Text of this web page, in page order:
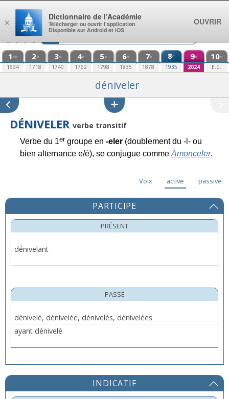
Aller au contenu
1 re
1694
2e
1718
3e
1740
4e
1762
5e
1798
6e
1835
7e
1878
8e
1935
9e
2024
10e
E.C.
déniveler
DÉNIVELER verbe transitif
Verbe du 1ergroupe en -eler(doublement du -l- ou
bien alternance e/è), se conjugue comme Amonceler.
Voix active passive
PARTICIPE
PRÉSENT
dénivelant
PASSÉ
dénivelé, dénivelée, dénivelés, dénivelées
ayant dénivelé
INDICATIF
×
Dictionnaire de l’Académie
Télécharger ou ouvrir l’application
Disponible sur Android et iOS
OUVRIR